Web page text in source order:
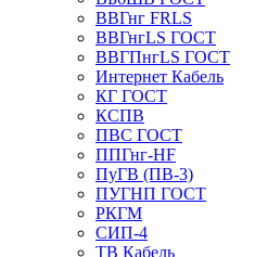
ВВГнг FRLS
ВВГнгLS ГОСТ
ВВГПнгLS ГОСТ
Интернет Кабель
КГ ГОСТ
КСПВ
ПВС ГОСТ
ППГнг-HF
ПуГВ (ПВ-3)
ПУГНП ГОСТ
РКГМ
СИП-4
ТВ Кабель